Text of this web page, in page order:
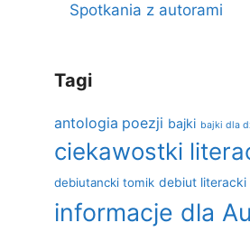
Spotkania z autorami
Tagi
antologia poezji bajki bajki dla
ciekawostki
debiutancki tomik debiut literacki
informacje dla